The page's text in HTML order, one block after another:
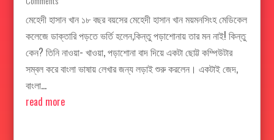
মেহেদী হাসান খান ১৮ বছর বয়সের মেহেদী হাসান খান ময়মনসিংহ মেডিকেল
কলেজে ডাক্তারি পড়তে ভর্তি হলেন,কিন্তু পড়াশোনায় তার মন নাই! কিন্তু
কেন? তিনি নাওয়া- খাওয়া, পড়াশোনা বাদ দিয়ে একটা ছোট্ট কম্পিউটার
সম্বল করে বাংলা ভাষায় লেখার জন্য লড়াই শুরু করলেন। একটাই জেদ,
বাংলা...
read more